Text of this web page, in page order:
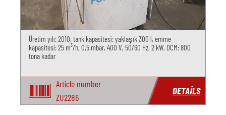
Üretim yılı: 2010, tank kapasitesi: yaklaşık 300 l, emme
kapasitesi: 25 m³/h, 0,5 mbar, 400 V, 50/60 Hz, 2 kW, DCM: 800
tona kadar
Article number
ZU2286
DETAILS